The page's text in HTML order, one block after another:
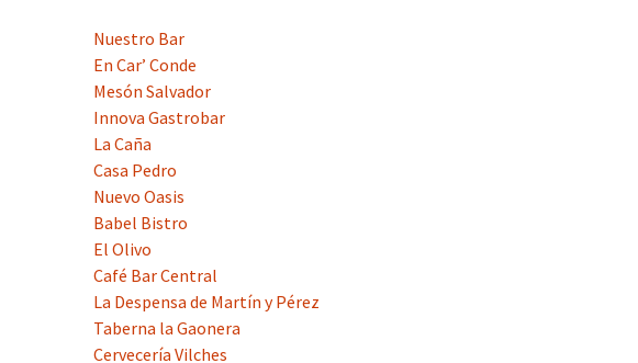
Nuestro Bar
En Car’ Conde
Mesón Salvador
Innova Gastrobar
La Caña
Casa Pedro
Nuevo Oasis
Babel Bistro
El Olivo
Café Bar Central
La Despensa de Martín y Pérez
Taberna la Gaonera
Cervecería Vilches